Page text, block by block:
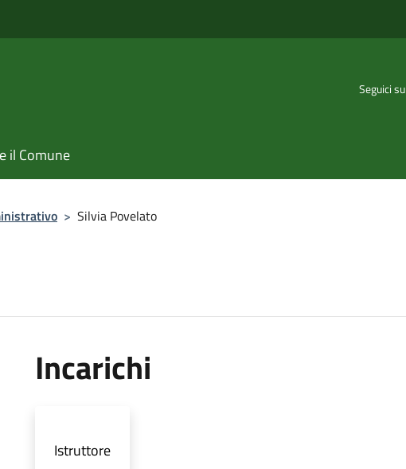
Seguici su
il Comune
> Silvia Povelato
Incarichi
Istruttore